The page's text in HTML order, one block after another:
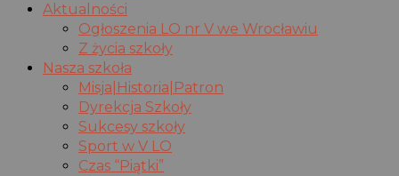
Aktualności
Ogłoszenia LO nr V we Wrocławiu
Z życia szkoły
Nasza szkoła
Misja|Historia|Patron
Dyrekcja Szkoły
Sukcesy szkoły
Sport w V LO
Czas “Piątki”